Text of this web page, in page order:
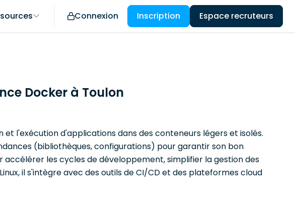
Connexion Inscription Espace recruteurs
Docker à Toulon
l'exécution d'applications dans des conteneurs légers et isolés.
(bibliothèques, configurations) pour garantir son bon
les cycles de développement, simplifier la gestion des
il s'intègre avec des outils de CI/CD et des plateformes cloud